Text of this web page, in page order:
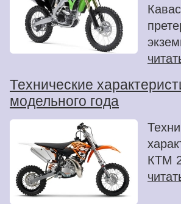
Технические
модельного года
КТМ